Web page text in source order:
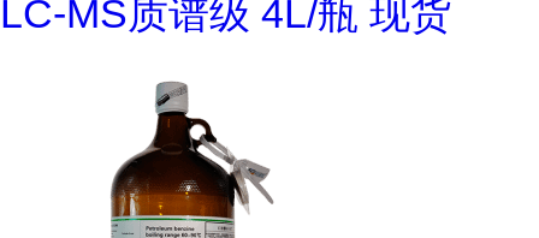
LC-MS质谱级 4L/瓶 现货